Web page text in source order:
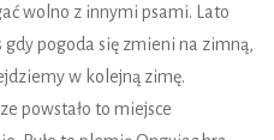
wolno z innymi psami. Lato
pogoda się zmieni na zimną,
w kolejną zimę.
powstało to miejsce